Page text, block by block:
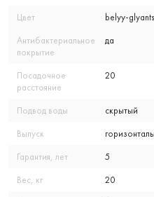
Цвет belyy-
Антибактериальное
покрытие
да
Посадочное
расстояние
20
Подвод воды скрытый
Выпуск
Гарантия, лет 5
Вес, кг 20